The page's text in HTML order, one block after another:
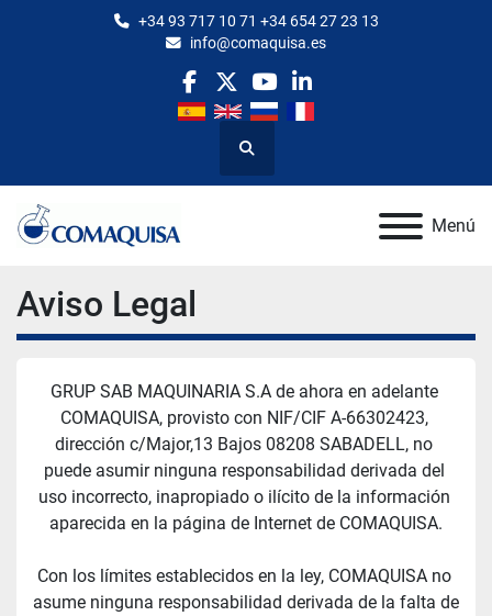
+34 93 717 10 71 +34 654 27 23 13
info@comaquisa.es
facebook
twitteryoutubelinkedin
Buscar
Menú
Aviso Legal
GRUP SAB MAQUINARIA S.A de ahora en adelante
COMAQUISA, provisto con NIF/CIF A-66302423,
dirección c/Major,13 Bajos 08208 SABADELL, no
puede asumir ninguna responsabilidad derivada del
uso incorrecto, inapropiado o ilícito de la información
aparecida en la página de Internet de COMAQUISA.
Con los límites establecidos en la ley, COMAQUISA no
asume ninguna responsabilidad derivada de la falta de